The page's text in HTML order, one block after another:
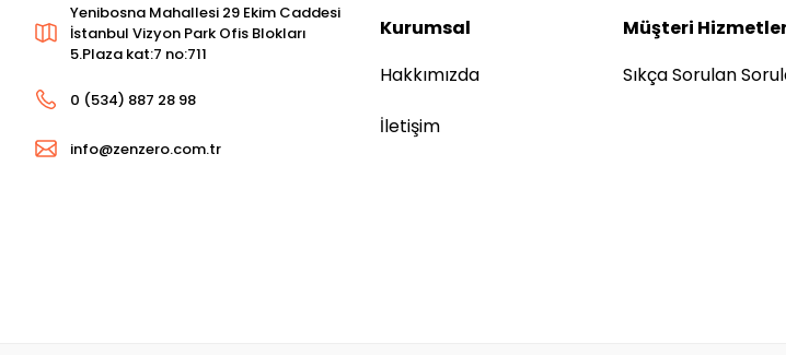
Yenibosna Mahallesi 29 Ekim Caddesi
İstanbul Vizyon Park Ofis Blokları
5.Plaza kat:7 no:711
0 (534) 887 28 98
info@zenzero.com.tr
Kurumsal
Hakkımızda
İletişim
Müşteri
Sıkça Sorulan